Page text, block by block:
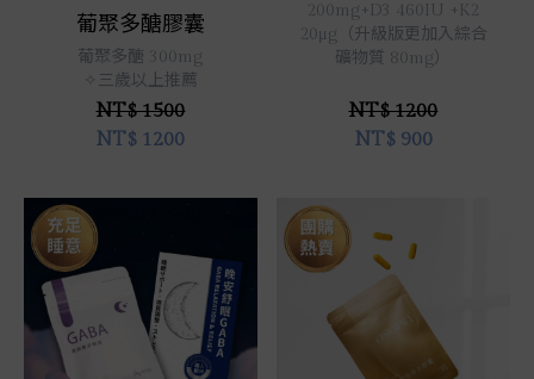
葡聚多醣膠囊
葡聚多醣 300mg
✧三歲以上推薦
NT$ 1500
NT$ 1200
200mg+D3 460IU +K2
20μg（升級版更加入綜合
礦物質 80mg）
NT$ 1200
NT$900